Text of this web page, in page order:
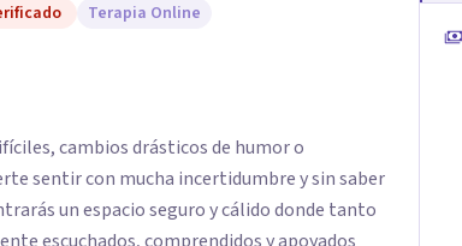
Terapia Online
cambios drásticos de humor o
sentir con mucha incertidumbre y sin saber
un espacio seguro y cálido donde tanto